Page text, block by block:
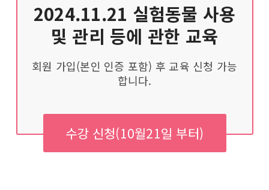
2024.11.21 실험동물 사용
및 관리 등에 관한 교육
회원 가입(본인 인증 포함) 후 교육 신청 가능
합니다.
수강 신청(10월21일 부터)